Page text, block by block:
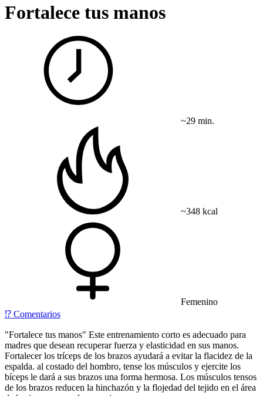
Fortalece tus manos
~29 min.
~348 kcal
Femenino
⁉️ Comentarios
"Fortalece tus manos" Este entrenamiento corto es adecuado para
madres que desean recuperar fuerza y elasticidad en sus manos.
Fortalecer los tríceps de los brazos ayudará a evitar la flacidez de la
espalda. al costado del hombro, tense los músculos y ejercite los
bíceps le dará a sus brazos una forma hermosa. Los músculos tensos
de los brazos reducen la hinchazón y la flojedad del tejido en el área